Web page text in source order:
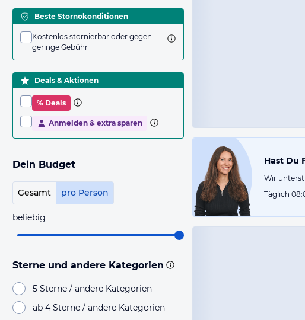
Beste Stornokonditionen
Kostenlos stornierbar oder gegen
geringe Gebühr
Deals & Aktionen
% Deals
Anmelden & extra sparen
Dein Budget
Gesamt pro Person
beliebig
Sterne und andere Kategorien
5 Sterne / andere Kategorien
ab 4 Sterne / andere Kategorien
Hast Du
Wir
Täglich